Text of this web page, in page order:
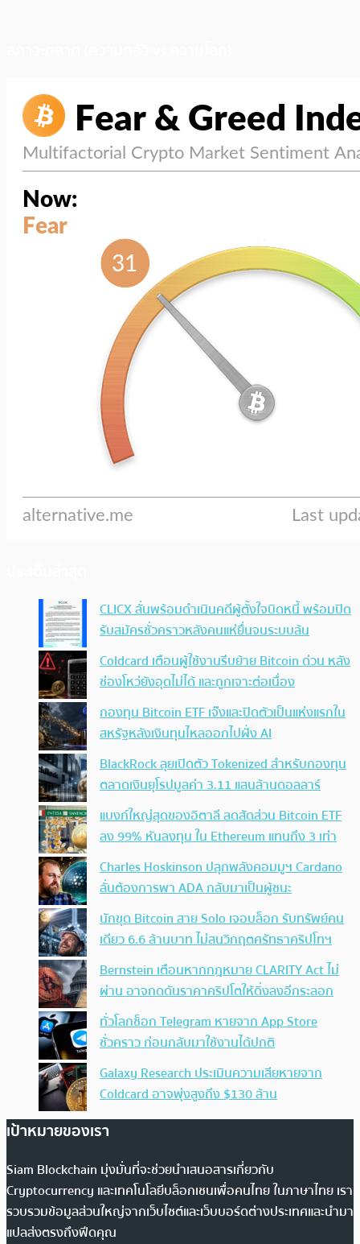
CLICX ลั่นพร้อมดำเนินคดีผู้ตั้งใจบิดหนี้ พร้อมปิด
รับสมัครชั่วคราวหลังคนแห่ยื่นจนระบบล้น
Coldcard เตือนผู้ใช้งานรีบย้าย Bitcoin ด่วน หลัง
ช่องโหว่ยังอุดไม่ได้ และถูกเจาะต่อเนื่อง
กองทุน Bitcoin ETF เจ๊งและปิดตัวเป็นแห่งแรกใน
สหรัฐหลังเงินทุนไหลออกไปฝั่ง AI
BlackRock ลุยเปิดตัว Tokenized สำหรับกองทุน
ตลาดเงินยุโรปมูลค่า 3.11 แสนล้านดอลลาร์
แบงก์ใหญ่สุดของอิตาลี ลดสัดส่วน Bitcoin ETF
ลง 99% หันลงทุน ใน Ethereum แทนถึง 3 เท่า
Charles Hoskinson ปลุกพลังคอมมูฯ Cardano
ลั่นต้องการพา ADA กลับมาเป็นผู้ชนะ
นักขุด Bitcoin สาย Solo เจอบล็อก รับทรัพย์คน
เดียว 6.6 ล้านบาท ไม่สนวิกฤตศรัทธาคริปโทฯ
Bernstein เตือนหากกฎหมาย CLARITY Act ไม่
ผ่าน อาจกดดันราคาคริปโตให้ดิ่งลงอีกระลอก
ทั่วโลกช็อก Telegram หายจาก App Store
ชั่วคราว ก่อนกลับมาใช้งานได้ปกติ
Galaxy Research ประเมินความเสียหายจาก
Coldcard อาจพุ่งสูงถึง $130 ล้าน
เป้าหมายของเรา
Siam Blockchain มุ่งมั่นที่จะช่วยนำเสนอสารเกี่ยวกับ
Cryptocurrency และเทคโนโลยีบล็อกเชนเพื่อคนไทย ในภาษาไทย เรา
รวบรวมข้อมูลส่วนใหญ่จากเว็บไซต์และเว็บบอร์ดต่างประเทศและนำมา
แปลส่งตรงถึงฟีดคุณ